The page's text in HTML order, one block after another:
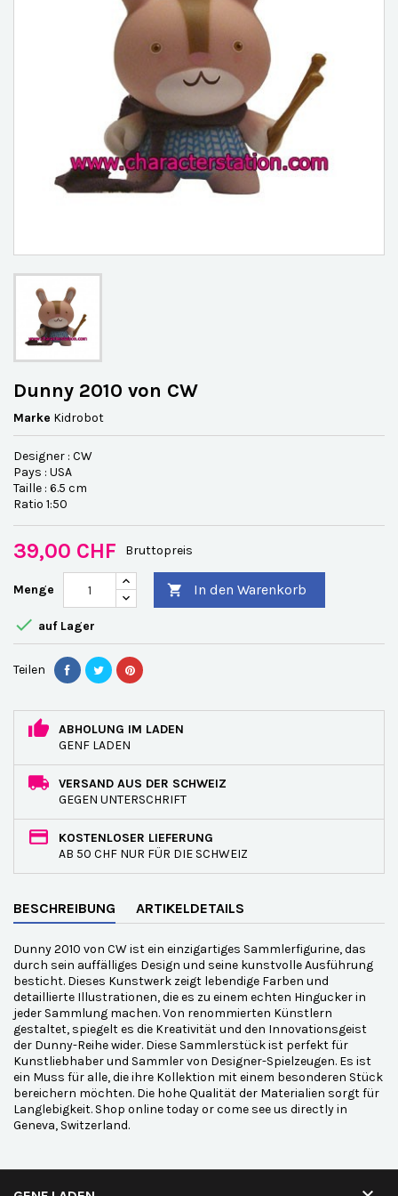
Dunny 2010 von CW
Marke Kidrobot
Designer : CW
Pays : USA
Taille : 6.5 cm
Ratio 1:50
39,00 CHF Bruttopreis
Menge  In den Warenkorb
 auf Lager
Teilen
ABHOLUNG IM LADEN
GENF LADEN
VERSAND AUS DER SCHWEIZ
GEGEN UNTERSCHRIFT
KOSTENLOSER LIEFERUNG
AB 50 CHF NUR FÜR DIE SCHWEIZ
BESCHREIBUNG ARTIKELDETAILS
Dunny 2010 von CW ist ein einzigartiges Sammlerfigurine, das
durch sein auffälliges Design und seine kunstvolle Ausführung
besticht. Dieses Kunstwerk zeigt lebendige Farben und
detaillierte Illustrationen, die es zu einem echten Hingucker in
jeder Sammlung machen. Von renommierten Künstlern
gestaltet, spiegelt es die Kreativität und den Innovationsgeist
der Dunny-Reihe wider. Diese Sammlerstück ist perfekt für
Kunstliebhaber und Sammler von Designer-Spielzeugen. Es ist
ein Muss für alle, die ihre Kollektion mit einem besonderen Stück
bereichern möchten. Die hohe Qualität der Materialien sorgt für
Langlebigkeit. Shop online today or come see us directly in
Geneva, Switzerland.